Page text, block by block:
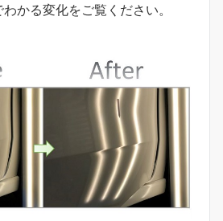
かる変化をご覧ください。